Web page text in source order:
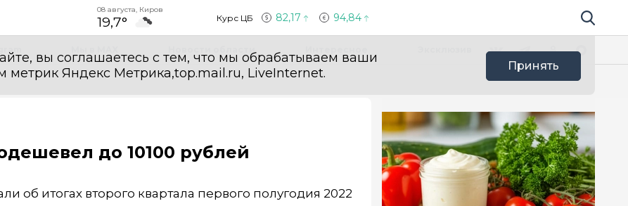
08 августа, Киров
19,7° Курс ЦБ 82,17 94,84 Поиск по
вы соглашаетесь с тем, что мы обрабатываем ваши
Яндекс Метрика,top.mail.ru, LiveInternet.
Принять
до 10100 рублей
об итогах второго квартала первого полугодия 2022